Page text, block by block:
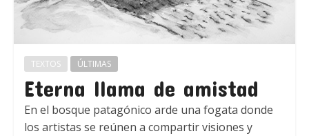
TEXTOS ÚLTIMAS
Eterna llama de amistad
En el bosque patagónico arde una fogata donde
los artistas se reúnen a compartir visiones y